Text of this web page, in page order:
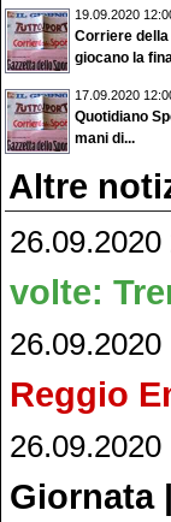
19.09.2020
Corriere
giocano la
17.09.2020
Quotidiano
mani di...
Altre
26.09.2020
volte:
26.09.2020
Reggio
26.09.2020
Giornata